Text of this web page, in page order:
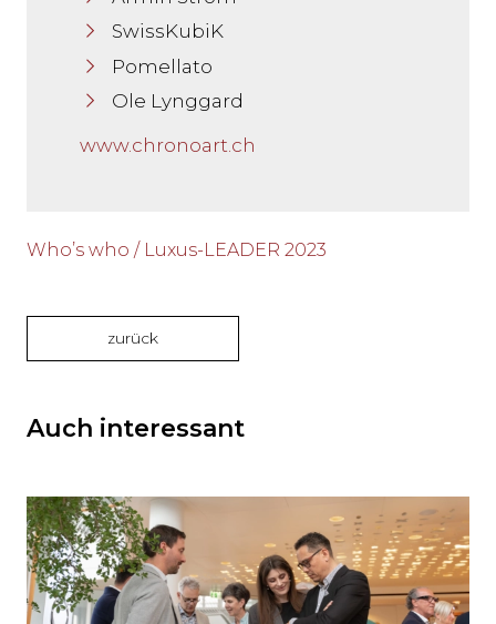
SwissKubiK
Pomellato
Ole Lynggard
www.chronoart.ch
Who’s who / Luxus-LEADER 2023
zurück
Auch interessant